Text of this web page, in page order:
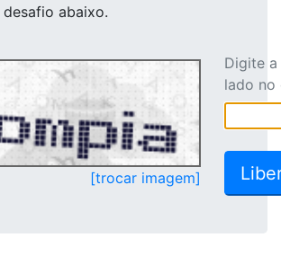
abaixo.
[trocar imagem]
Digite
lado no